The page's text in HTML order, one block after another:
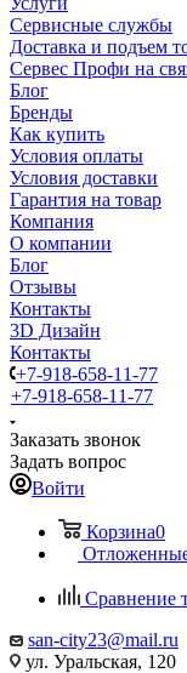
Сервисные службы
Доставка и подъем
Сервес Профи на
Блог
Бренды
Как купить
Условия оплаты
Условия доставки
Гарантия на товар
Компания
О компании
Блог
Отзывы
Контакты
3D Дизайн
Контакты
+7-918-658-11-77
+7-918-658-11-77
Заказать звонок
Задать вопрос
Войти
Корзина0
Сравнение
san-city23@mail.ru
ул. Уральская, 120